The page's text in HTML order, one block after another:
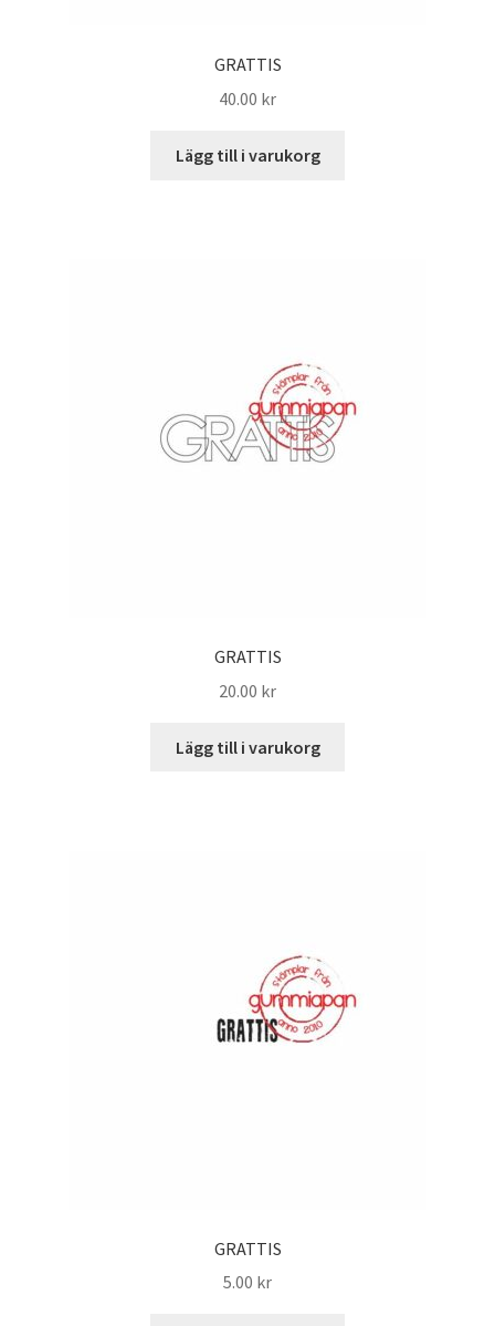
GRATTIS
40.00 kr
Lägg till i varukorg
GRATTIS
20.00 kr
Lägg till i varukorg
GRATTIS
5.00 kr